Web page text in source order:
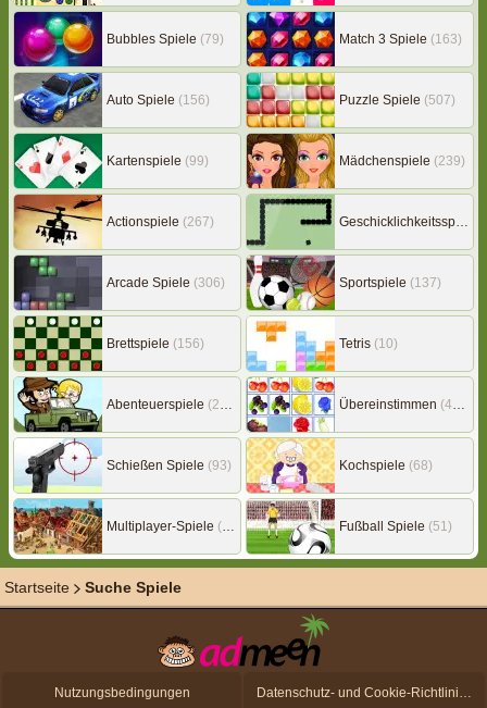
Bubbles Spiele (79) Match 3 Spiele (163)
Auto Spiele (156) Puzzle Spiele (507)
Kartenspiele (99) Mädchenspiele (239)
Actionspiele (267) Geschicklichkeitsspiele
Arcade Spiele (306) Sportspiele (137)
Brettspiele (156) Tetris (10)
Abenteuerspiele (217) Übereinstimmen (453)
Schießen Spiele (93) Kochspiele (68)
Multiplayer-Spiele (149) Fußball Spiele (51)
Startseite Suche Spiele
Nutzungsbedingungen Datenschutz- und Cookie-Richtlinien